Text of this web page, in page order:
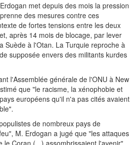
met depuis des mois la pression
des mesures contre ces
de fortes tensions entre les deux
après 14 mois de blocage, par lever
Suède à l'Otan. La Turquie reproche à
supposée envers des militants kurdes
l'Assemblée générale de l'ONU à New
que "le racisme, la xénophobie et
européens qu'il n'a pas cités avaient
de nombreux pays de
M. Erdogan a jugé que "les attaques